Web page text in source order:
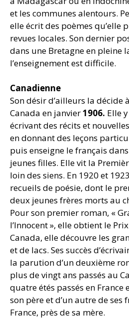
et les communes alentours.
elle écrit des poèmes qu’elle
revues locales. Son dernier
dans une Bretagne en pleine
l’enseignement est difficile.
Canadienne
Son désir d’ailleurs la décide
Canada en janvier1906. Elle
écrivant des récits et
en donnant des leçons
puis enseigne le français
jeunes filles. Elle vit la
loin des siens. En 1920 et
recueils de poésie, dont le
deux jeunes frères morts au
Pour son premier roman, «
l’Innocent », elle obtient le
Canada, elle découvre les
et de lacs. Ses succès
la parution d’un deuxième
plus de vingt ans passés au
quatre étés passés en France
son père et d’un autre de ses
France, près de sa mère.